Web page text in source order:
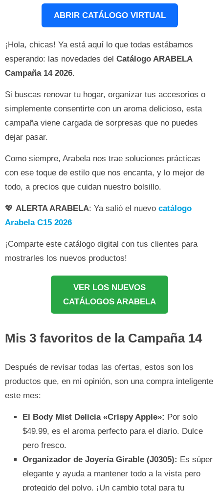
ABRIR CATÁLOGO VIRTUAL
¡Hola, chicas! Ya está aquí lo que todas estábamos
esperando: las novedades del Catálogo ARABELA
Campaña 14 2026.
Si buscas renovar tu hogar, organizar tus accesorios o
simplemente consentirte con un aroma delicioso, esta
campaña viene cargada de sorpresas que no puedes
dejar pasar.
Como siempre, Arabela nos trae soluciones prácticas
con ese toque de estilo que nos encanta, y lo mejor de
todo, a precios que cuidan nuestro bolsillo.
💖 ALERTA ARABELA: Ya salió el nuevo catálogo
Arabela C15 2026
¡Comparte este catálogo digital con tus clientes para
mostrarles los nuevos productos!
VER LOS NUEVOS
CATÁLOGOS ARABELA
Mis 3 favoritos de la Campaña 14
Después de revisar todas las ofertas, estos son los
productos que, en mi opinión, son una compra inteligente
este mes:
El Body Mist Delicia «Crispy Apple»: Por solo
$49.99, es el aroma perfecto para el diario. Dulce
pero fresco.
Organizador de Joyería Girable (J0305): Es súper
elegante y ayuda a mantener todo a la vista pero
protegido del polvo. ¡Un cambio total para tu